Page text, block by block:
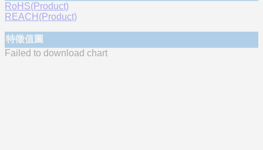
RoHS(Product)
REACH(Product)
特徵值圖
Failed to download chart